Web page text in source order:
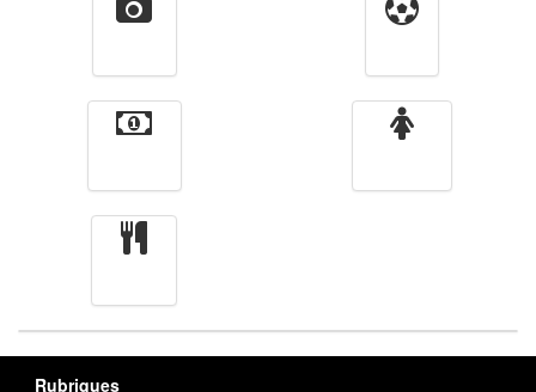
Rubriques